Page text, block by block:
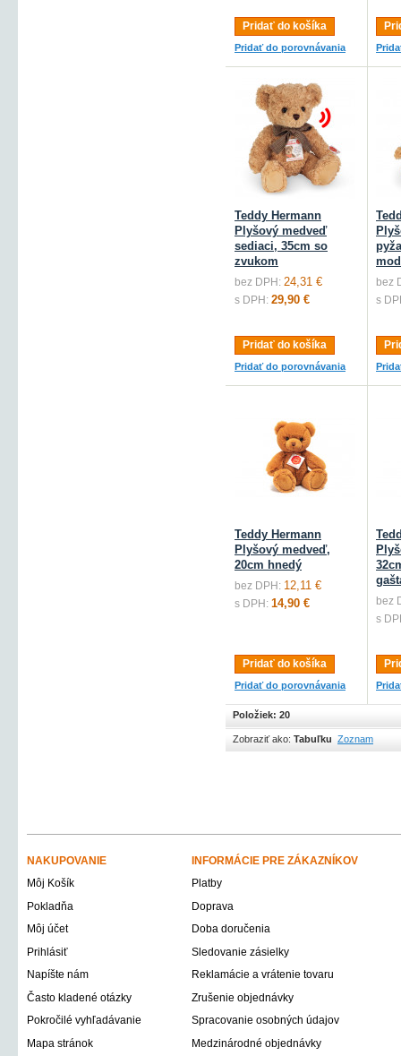
Pridať do košíka
Pridať do porovnávania
Teddy Hermann
Plyšový medveď
sediaci, 35cm so
zvukom
bez DPH: 24,31 €
s DPH: 29,90 €
Pridať do košíka
Pridať do porovnávania
bez
s
Teddy Hermann
Plyšový medveď,
20cm hnedý
bez DPH: 12,11 €
s DPH: 14,90 €
Pridať do košíka
Pridať do porovnávania
bez
s
Položiek: 20
Zobraziť ako: Tabuľku Zoznam
NAKUPOVANIE
INFORMÁCIE PRE ZÁKAZNÍKOV
Môj Košík
Platby
Pokladňa
Doprava
Môj účet
Doba doručenia
Prihlásiť
Sledovanie zásielky
Napíšte nám
Reklamácie a vrátenie tovaru
Často kladené otázky
Zrušenie objednávky
Pokročilé vyhľadávanie
Spracovanie osobných údajov
Mapa stránok
Medzinárodné objednávky